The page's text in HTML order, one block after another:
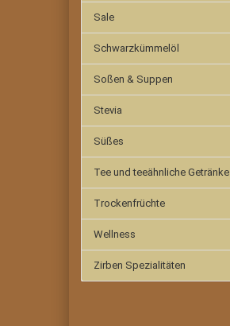
Sale
Schwarzkümmelöl
Soßen & Suppen
Stevia
Süßes
Tee und teeähnliche Getränke
Trockenfrüchte
Wellness
Zirben Spezialitäten